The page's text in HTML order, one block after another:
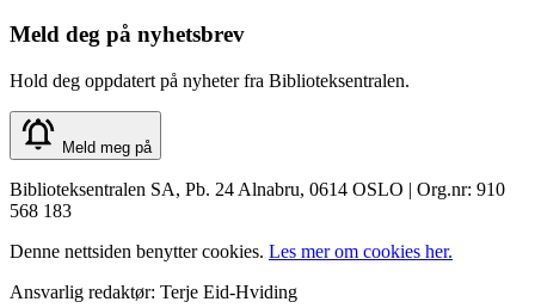
Meld deg på nyhetsbrev
Hold deg oppdatert på nyheter fra Biblioteksentralen.
Meld meg på
Biblioteksentralen SA, Pb. 24 Alnabru, 0614 OSLO | Org.nr: 910
568 183
Denne nettsiden benytter cookies. Les mer om cookies her.
Ansvarlig redaktør: Terje Eid-Hviding